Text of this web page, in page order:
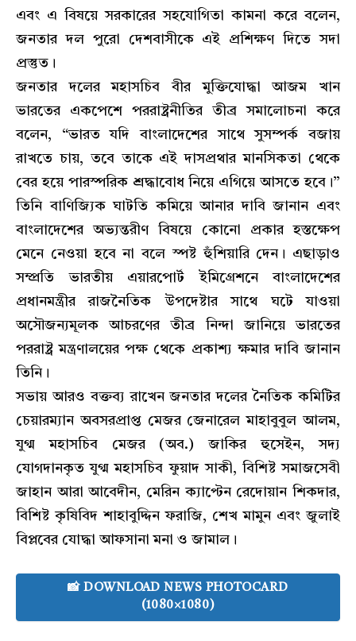
এবং এ বিষয়ে সরকারের সহযোগিতা কামনা করে বলেন,
জনতার দল পুরো দেশবাসীকে এই প্রশিক্ষণ দিতে সদা
প্রস্তুত।
​জনতার দলের মহাসচিব বীর মুক্তিযোদ্ধা আজম খান
ভারতের একপেশে পররাষ্ট্রনীতির তীব্র সমালোচনা করে
বলেন, “ভারত যদি বাংলাদেশের সাথে সুসম্পর্ক বজায়
রাখতে চায়, তবে তাকে এই দাসপ্রথার মানসিকতা থেকে
বের হয়ে পারস্পরিক শ্রদ্ধাবোধ নিয়ে এগিয়ে আসতে হবে।”
তিনি বাণিজ্যিক ঘাটতি কমিয়ে আনার দাবি জানান এবং
বাংলাদেশের অভ্যন্তরীণ বিষয়ে কোনো প্রকার হস্তক্ষেপ
মেনে নেওয়া হবে না বলে স্পষ্ট হুঁশিয়ারি দেন। এছাড়াও
সম্প্রতি ভারতীয় এয়ারপোর্ট ইমিগ্রেশনে বাংলাদেশের
প্রধানমন্ত্রীর রাজনৈতিক উপদেষ্টার সাথে ঘটে যাওয়া
অসৌজন্যমূলক আচরণের তীব্র নিন্দা জানিয়ে ভারতের
পররাষ্ট্র মন্ত্রণালয়ের পক্ষ থেকে প্রকাশ্য ক্ষমার দাবি জানান
তিনি।
​সভায় আরও বক্তব্য রাখেন জনতার দলের নৈতিক কমিটির
চেয়ারম্যান অবসরপ্রাপ্ত মেজর জেনারেল মাহাবুবুল আলম,
যুগ্ম মহাসচিব মেজর (অব.) জাকির হুসেইন, সদ্য
যোগদানকৃত যুগ্ম মহাসচিব ফুয়াদ সাকী, বিশিষ্ট সমাজসেবী
জাহান আরা আবেদীন, মেরিন ক্যাপ্টেন রেদোয়ান শিকদার,
বিশিষ্ট কৃষিবিদ শাহাবুদ্দিন ফরাজি, শেখ মামুন এবং জুলাই
বিপ্লবের যোদ্ধা আফসানা মনা ও জামাল।
📸 DOWNLOAD NEWS PHOTOCARD
(1080×1080)